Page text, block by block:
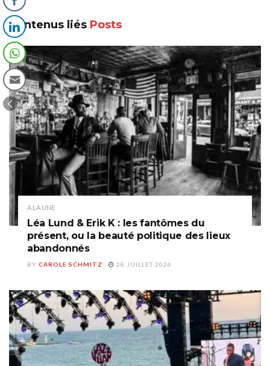
Contenus liés Posts
A LA UNE
Léa Lund & Erik K : les fantômes du
présent, ou la beauté politique des lieux
abandonnés
BY CAROLE SCHMITZ 28 JUILLET 2026